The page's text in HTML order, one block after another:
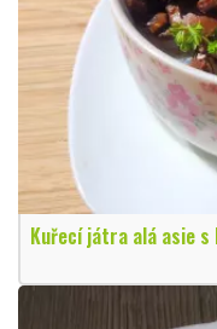
Kuřecí játra alá asie s